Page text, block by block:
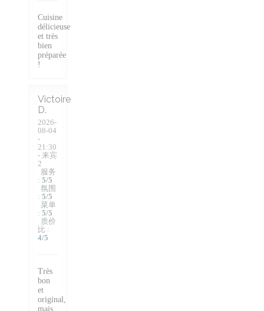
Cuisine
délicieuse
et très
bien
préparée
!
Victoire
D
2026-
08-04
-
21:30
- 来宾
2
服务
: 5/5
氛围
: 5/5
菜单
: 5/5
质价
比 :
4/5
Très
bon
et
original,
mais